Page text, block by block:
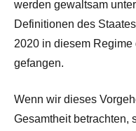
werden gewaltsam
Definitionen des
2020 in diesem
gefangen.
Wenn wir dieses
Gesamtheit betrachten,